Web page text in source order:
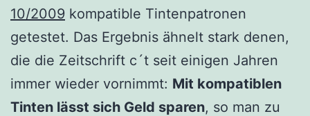
10/2009 kompatible Tintenpatronen
getestet. Das Ergebnis ähnelt stark denen,
die die Zeitschrift c´t seit einigen Jahren
immer wieder vornimmt: Mit kompatiblen
Tinten lässt sich Geld sparen, so man zu